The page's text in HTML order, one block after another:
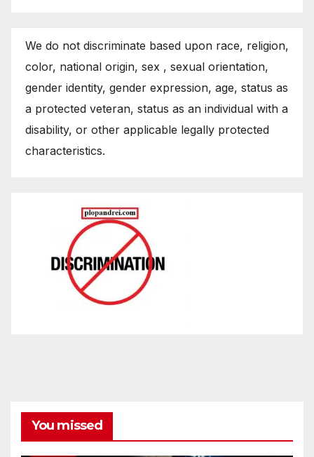
We do not discriminate based upon race, religion,
color, national origin, sex , sexual orientation,
gender identity, gender expression, age, status as
a protected veteran, status as an individual with a
disability, or other applicable legally protected
characteristics.
You missed